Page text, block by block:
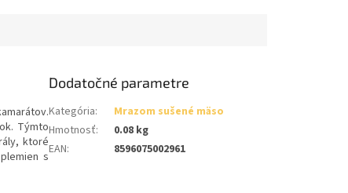
Týmto
ktoré
s
Dodatočné parametre
Kategória:
Mrazom sušené mäso
Hmotnosť:
0.08 kg
EAN: 8596075002961